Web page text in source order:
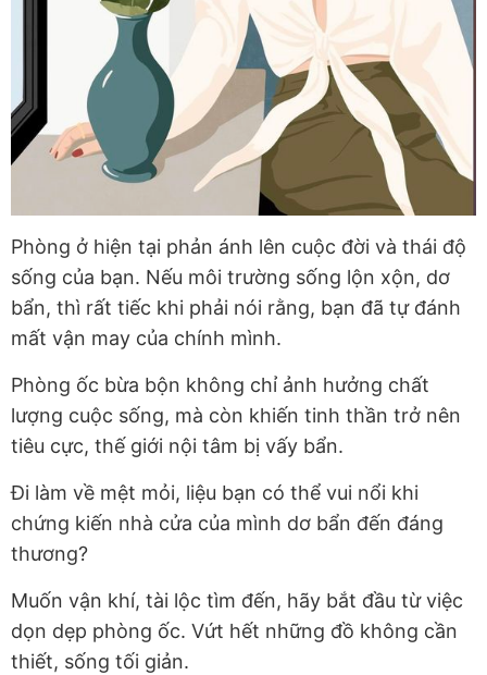
Phòng ở hiện tại phản ánh lên cuộc đời và thái độ
sống của bạn. Nếu môi trường sống lộn xộn, dơ
bẩn, thì rất tiếc khi phải nói rằng, bạn đã tự đánh
mất vận may của chính mình.
Phòng ốc bừa bộn không chỉ ảnh hưởng chất
lượng cuộc sống, mà còn khiến tinh thần trở nên
tiêu cực, thế giới nội tâm bị vấy bẩn.
Đi làm về mệt mỏi, liệu bạn có thể vui nổi khi
chứng kiến nhà cửa của mình dơ bẩn đến đáng
thương?
Muốn vận khí, tài lộc tìm đến, hãy bắt đầu từ việc
dọn dẹp phòng ốc. Vứt hết những đồ không cần
thiết, sống tối giản.